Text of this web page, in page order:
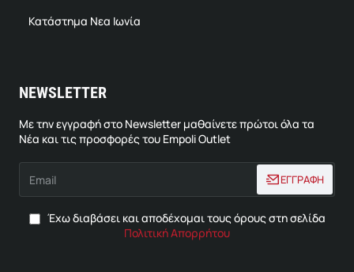
Κατάστημα Νεα Ιωνία
NEWSLETTER
Με την εγγραφή στο Newsletter μαθαίνετε πρώτοι όλα τα
Νέα και τις προσφορές του Empoli Outlet
ΕΓΓΡΑΦΗ
Έχω διαβάσει και αποδέχομαι τους όρους στη σελίδα
Πολιτική Απορρήτου